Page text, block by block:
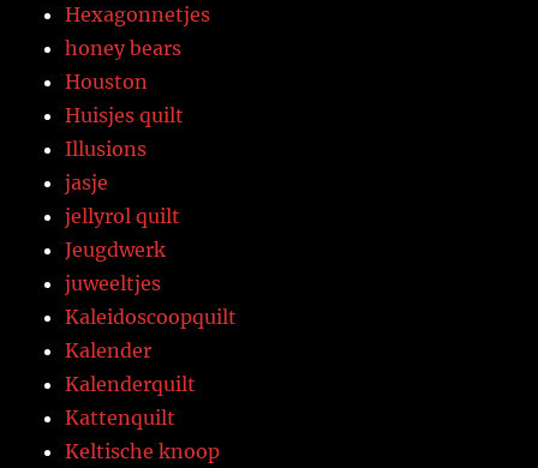
Hexagonnetjes
honey bears
Houston
Huisjes quilt
Illusions
jasje
jellyrol quilt
Jeugdwerk
juweeltjes
Kaleidoscoopquilt
Kalender
Kalenderquilt
Kattenquilt
Keltische knoop